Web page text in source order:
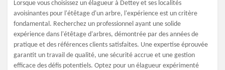
Lorsque vous choisissez un élagueur à Dettey et ses localités
avoisinantes pour l'étêtage d'un arbre, l'expérience est un critère
fondamental. Recherchez un professionnel ayant une solide
expérience dans l'étêtage d'arbres, démontrée par des années de
pratique et des références clients satisfaites. Une expertise éprouvée
garantit un travail de qualité, une sécurité accrue et une gestion
efficace des défis potentiels. Optez pour un élagueur expérimenté